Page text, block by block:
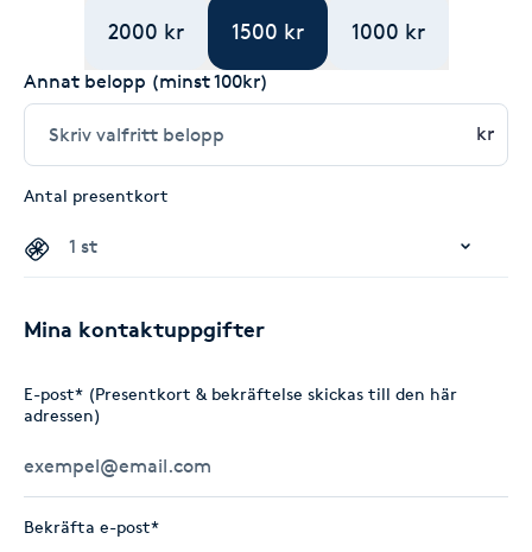
2000 kr 1500 kr 1000 kr
Annat belopp (minst 100kr)
kr
Antal presentkort
Mina kontaktuppgifter
E-post* (Presentkort & bekräftelse skickas till den här
adressen)
Bekräfta e-post*